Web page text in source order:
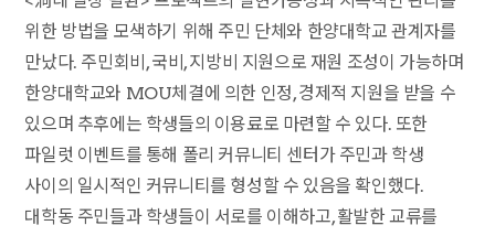
위한 방법을 모색하기 위해 주민 단체와 한양대학교 관계자를
만났다. 주민회비, 국비, 지방비 지원으로 재원 조성이 가능하며
한양대학교와 MOU체결에 의한 인정, 경제적 지원을 받을 수
있으며 추후에는 학생들의 이용료로 마련할 수 있다. 또한
파일럿 이벤트를 통해 폴리 커뮤니티 센터가 주민과 학생
사이의 일시적인 커뮤니티를 형성할 수 있음을 확인했다.
대학동 주민들과 학생들이 서로를 이해하고, 활발한 교류를